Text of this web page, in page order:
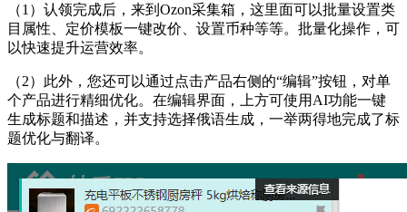
（1）认领完成后，来到 Ozon采集箱，这里面可以批量设置类
目属性、定价模板一键改价、设置币种等等。批量化操作，可
以快速提升运营效率。
（2）此外，您还可以通过点击产品右侧的“编辑”按钮，对单
个产品进行精细优化。在编辑界面，上方可使用AI功能一键
生成标题和描述，并支持选择俄语生成，一举两得地完成了标
题优化与翻译。